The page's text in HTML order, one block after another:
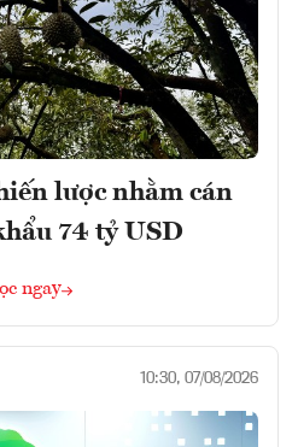
lược nhằm cán
74 tỷ USD
ngay
10:30, 07/08/2026